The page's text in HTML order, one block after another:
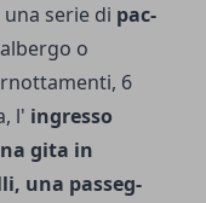
serie di pac­
o
6
l' ingresso
gita in
una passeg­